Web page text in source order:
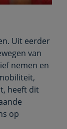
Uit eerder
van
nemen en
heeft dit
op